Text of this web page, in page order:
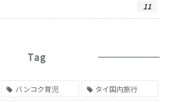
11
Tag
バンコク育児
タイ国内旅行